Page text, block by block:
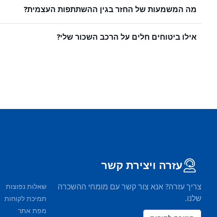
מה המשמעות של החזר בגין ההשתתפות העצמית?
אילו ביטוחים חלים על הרכב השכור שלי?
עזרה ויצירת קשר
צריך עזרה? אנא צור קשר עם מומחי ההשכרה
שלנו.
שאלות נפוצות
תמיכת לקוחות
מפת אתר